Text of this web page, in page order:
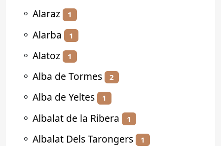
⚬ Alaraz 1
⚬ Alarba 1
⚬ Alatoz 1
⚬ Alba de Tormes 2
⚬ Alba de Yeltes 1
⚬ Albalat de la Ribera 1
⚬ Albalat Dels Tarongers 1